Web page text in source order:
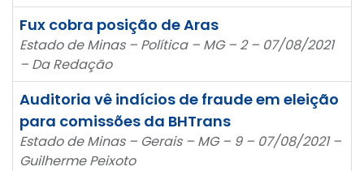
Fux cobra posição de Aras
Estado de Minas – Política – MG – 2 – 07/08/2021
– Da Redação
Auditoria vê indícios de fraude em eleição
para comissões da BHTrans
Estado de Minas – Gerais – MG – 9 – 07/08/2021 –
Guilherme Peixoto